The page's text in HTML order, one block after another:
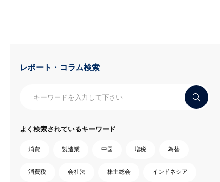
レポート・コラム検索
よく検索されているキーワード
消費 製造業 中国 増税 為替
消費税 会社法 株主総会 インドネシア